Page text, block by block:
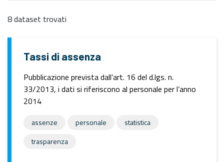
8 dataset trovati
Tassi di assenza
Pubblicazione prevista dall’art. 16 del d.lgs. n.
33/2013, i dati si riferiscono al personale per l’anno
2014
assenze personale
statistica
trasparenza